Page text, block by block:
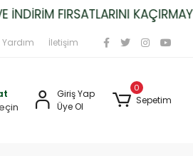
FIRSATLARINI
Yardım İletişim
Giriş Yap
Üye Ol
0
Sepetim